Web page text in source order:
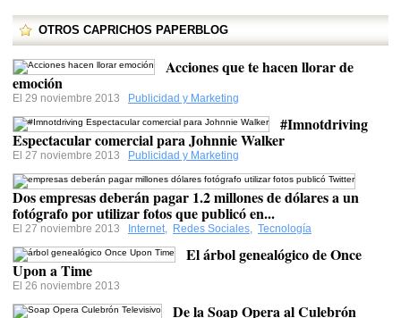
OTROS CAPRICHOS PAPERBLOG
Acciones que te hacen llorar de
emoción
El 29 noviembre 2013 Publicidad y Marketing
#Imnotdriving
Espectacular comercial para Johnnie Walker
El 27 noviembre 2013 Publicidad y Marketing
Dos empresas deberán pagar 1.2 millones de dólares a un
fotógrafo por utilizar fotos que publicó en...
El 27 noviembre 2013 Internet, Redes Sociales, Tecnología
El árbol genealógico de Once
Upon a Time
El 26 noviembre 2013
De la Soap Opera al Culebrón